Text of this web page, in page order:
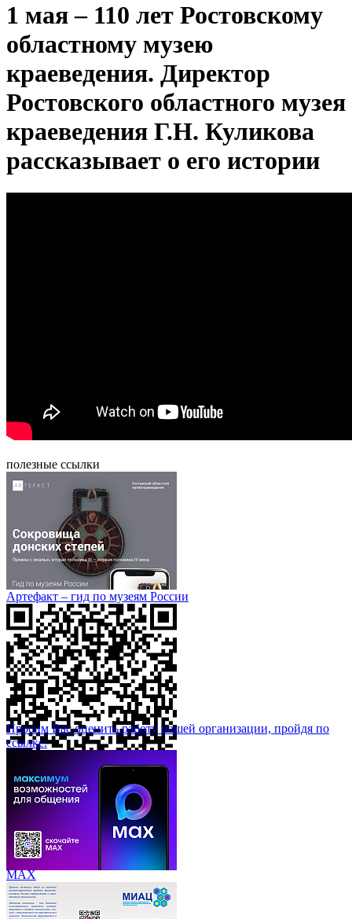
1 мая – 110 лет Ростовскому
областному музею
краеведения. Директор
Ростовского областного музея
краеведения Г.Н. Куликова
рассказывает о его истории
полезные ссылки
Артефакт – гид по музеям России
Просим Вас оценить работу нашей организации, пройдя по
ссылке:
МАХ